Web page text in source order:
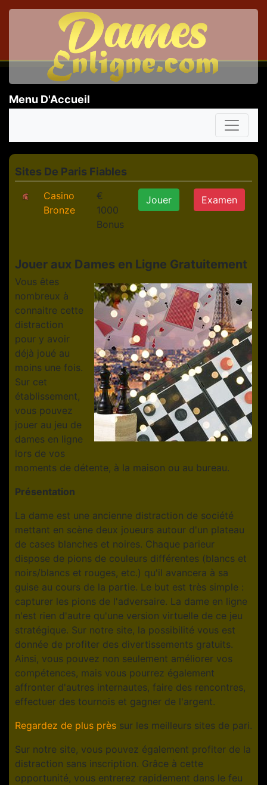
Menu D'Accueil
Sites De Paris Fiables
Casino
Bronze
€
1000
Bonus
Jouer Examen
Jouer aux Dames en Ligne Gratuitement
Vous êtes
nombreux à
connaitre cette
distraction
pour y avoir
déjà joué au
moins une fois.
Sur cet
établissement,
vous pouvez
jouer au jeu de
dames en ligne
lors de vos
moments de détente, à la maison ou au bureau.
Présentation
La dame est une ancienne distraction de société
mettant en scène deux joueurs autour d'un plateau
de cases blanches et noires. Chaque parieur
dispose de pions de couleurs différentes (blancs et
noirs/blancs et rouges, etc.) qu'il avancera à sa
guise au cours de la partie. Le but est très simple :
capturer les pions de l'adversaire. La dame en ligne
n'est rien d'autre qu'une version virtuelle de ce jeu
stratégique. Sur notre site, la possibilité vous est
donnée de profiter des divertissements gratuits.
Ainsi, vous pouvez non seulement améliorer vos
compétences, mais vous pourrez également
affronter d'autres internautes, faire des rencontres,
effectuer des tournois et gagner de l'argent.
Regardez de plus près sur les meilleurs sites de pari.
Sur notre site, vous pouvez également profiter de la
distraction sans inscription. Grâce à cette
opportunité, vous entrerez rapidement dans le feu